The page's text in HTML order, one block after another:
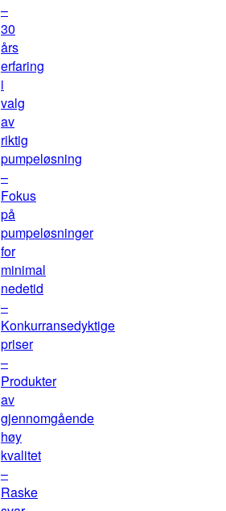
–
30
års
erfaring
i
valg
av
riktig
pumpeløsning
–
Fokus
på
pumpeløsninger
for
minimal
nedetid
–
Konkurransedyktige
priser
–
Produkter
av
gjennomgående
høy
kvalitet
–
Raske